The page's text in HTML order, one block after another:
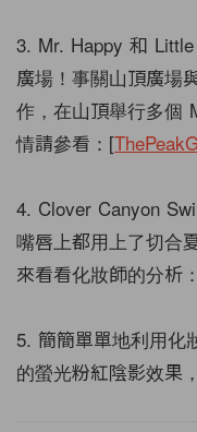
3. Mr. Happy 和
廣場！事關山頂廣場
作，在山頂舉行多個
情請參看：[
4. Clover Canyon
嘴唇上都用上了切合
來看看化妝師的分析
5. 簡簡單單地利用化
的螢光粉紅陰影效果